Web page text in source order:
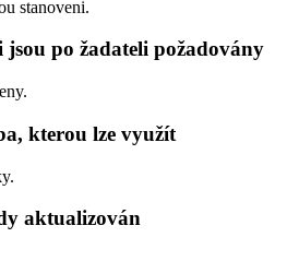
stanoveni.
jsou po žadateli požadovány
kterou lze využít
aktualizován